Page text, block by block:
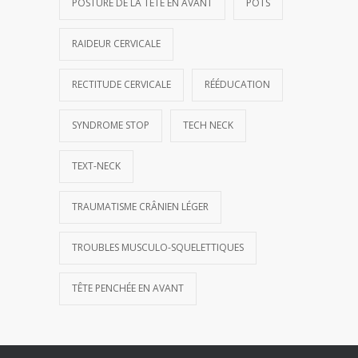
POSTURE DE LA TÊTE EN AVANT POTS
RAIDEUR CERVICALE
RECTITUDE CERVICALE RÉÉDUCATION
SYNDROME STOP TECH NECK
TEXT-NECK
TRAUMATISME CRÂNIEN LÉGER
TROUBLES MUSCULO-SQUELETTIQUES
TÊTE PENCHÉE EN AVANT